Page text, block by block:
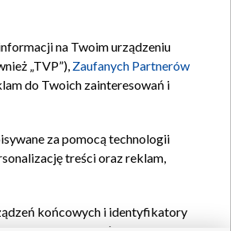
na Twoim urządzeniu
„TVP”), Zaufanych Partnerów
do Twoich zainteresowań i
za pomocą technologii
treści oraz reklam,
końcowych i identyfikatory